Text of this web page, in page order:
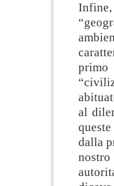
primo
al
dalla